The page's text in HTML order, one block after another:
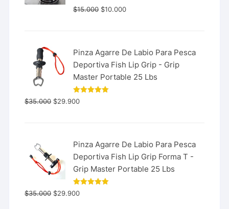
$15.000 $10.000
Pinza Agarre De Labio Para Pesca
Deportiva Fish Lip Grip - Grip
Master Portable 25 Lbs
Valorado
con
$35.000 $29.900
Pinza Agarre De Labio Para Pesca
Deportiva Fish Lip Grip Forma T -
Grip Master Portable 25 Lbs
Valorado
con
$35.000 $29.900